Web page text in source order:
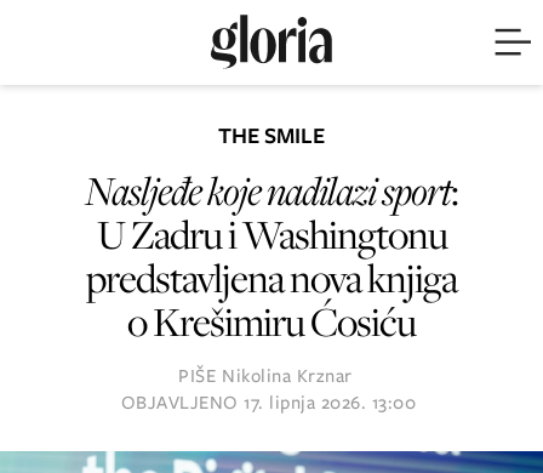
THE SMILE
Nasljeđe koje nadilazi sport:
U Zadru i Washingtonu
predstavljena nova knjiga
o Krešimiru Ćosiću
PIŠE Nikolina Krznar
OBJAVLJENO17. lipnja 2026. 13:00